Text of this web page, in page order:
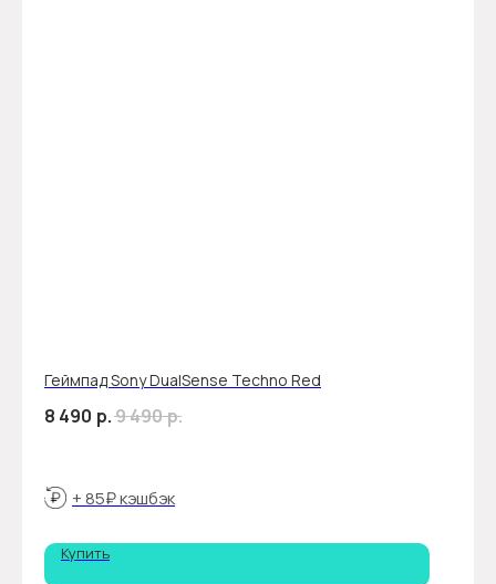
Геймпад Sony DualSense Techno Red
8 490 р.9 490р.
+ 85₽ кэшбэк
Купить